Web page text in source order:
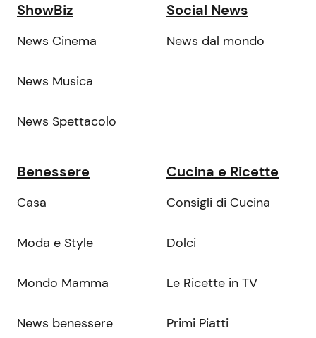
ShowBiz
News Cinema
News Musica
News Spettacolo
Social News
News dal mondo
Benessere
Casa
Moda e Style
Mondo Mamma
News benessere
Cucina e Ricette
Consigli di Cucina
Dolci
Le Ricette in TV
Primi Piatti